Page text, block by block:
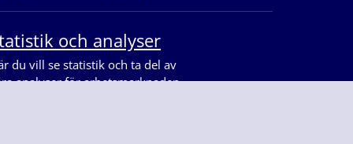
och analyser
du vill se statistik och ta del av
analyser för arbetsmarknaden